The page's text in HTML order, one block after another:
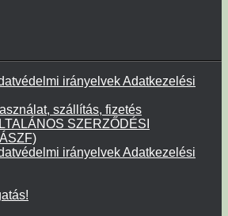
irányelvek Adatkezelési
szállítás, fizetés
SZERZŐDÉSI
irányelvek Adatkezelési